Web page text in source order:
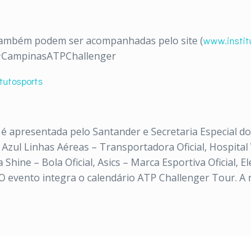
podem ser acompanhadas pelo site (
pelo Santander e Secretaria Especial
Linhas Aéreas – Transportadora Oficial, Hospital
– Bola Oficial, Asics – Marca Esportiva Oficial,
evento integra o calendário ATP Challenger Tour.